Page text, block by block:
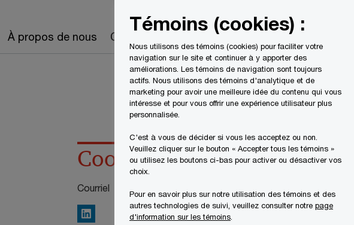
À propos de nous Carrières Recherche
Coordonnées
Courriel
LinkedIn
Témoins (cookies) :
Nous utilisons des témoins (cookies) pour faciliter votre
navigation sur le site et continuer à y apporter des
améliorations. Les témoins de navigation sont toujours
actifs. Nous utilisons des témoins d'analytique et de
marketing pour avoir une meilleure idée du contenu qui vous
intéresse et pour vous offrir une expérience utilisateur plus
personnalisée.
C'est à vous de décider si vous les acceptez ou non.
Veuillez cliquer sur le bouton « Accepter tous les témoins »
ou utilisez les boutons ci-bas pour activer ou désactiver vos
choix.
Pour en savoir plus sur notre utilisation des témoins et des
autres technologies de suivi, veuillez consulter notre page
d'information sur les témoins